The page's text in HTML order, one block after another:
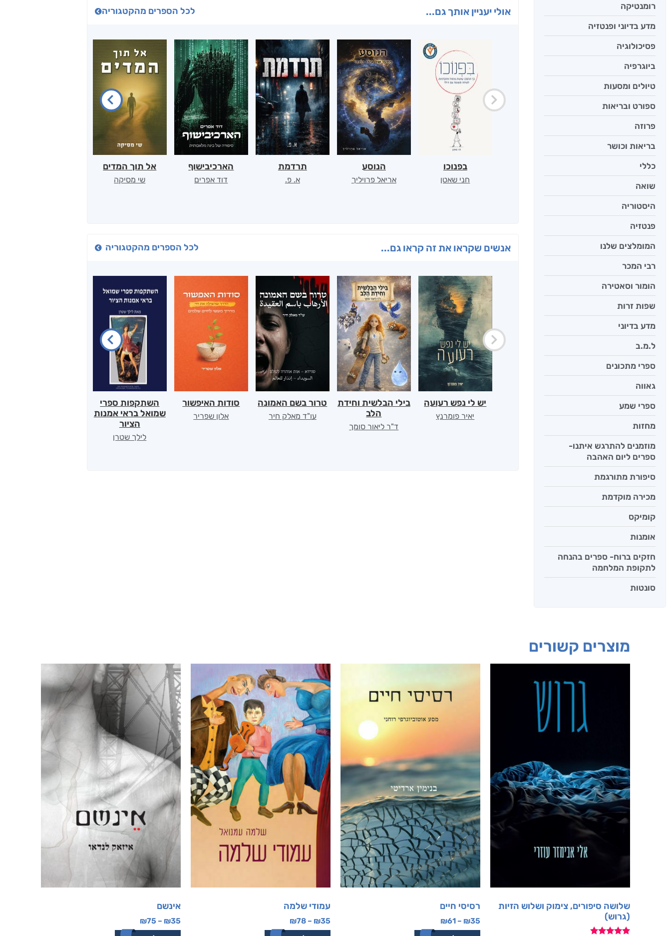
רומנטיקה
מדע בדיוני ופנטזיה
פסיכולוגיה
ביוגרפיה
טיולים ומסעות
ספורט ובריאות
פרוזה
בריאות וכושר
כללי
שואה
היסטוריה
פנטזיה
המומלצים שלנו
רבי המכר
הומור וסאטירה
שפות זרות
מדע בדיוני
ל.מ.ב
ספרי מתכונים
גאווה
ספרי שמע
מחזות
מוזמנים להתרגש איתנו-
ספרים ליום האהבה
סיפורת מתורגמת
מכירה מוקדמת
קומיקס
אומנות
חזקים ברוח- ספרים בהנחה
לתקופת המלחמה
סונטות
אולי יעניין אותך גם... לכל הספרים מהקטגוריה
בפנוכו
חני שאטן
הנוסע
אריאל פרויליך
תרדמת
א. פ.
הארכיבישוף
דוד אפרים
אל תוך המדים
שי מסיקה
אנשים שקראו את זה קראו גם... לכל הספרים מהקטגוריה
יש לי נפש רעועה
יאיר פומרנץ
בילי הבלשית וחידת
הלב
ד"ר ליאור סומך
טרור בשם האמונה
עו"ד מאלק חיר
סודות האיפשור
אלון שפריר
השתקפות ספרי
שמואל בראי אמנות
הציור
לילך שטרן
מוצרים קשורים
שלושה סיפורים, צימוק ושלוש הזיות
(גרוש)
רסיסי חיים
₪35
–
₪61
עמודי שלמה
₪35
–
₪78
אינשם
₪35
–
₪75